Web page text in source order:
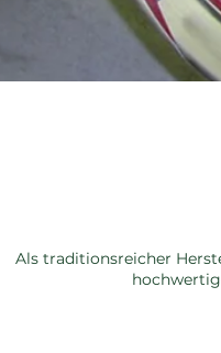
Als traditionsreicher